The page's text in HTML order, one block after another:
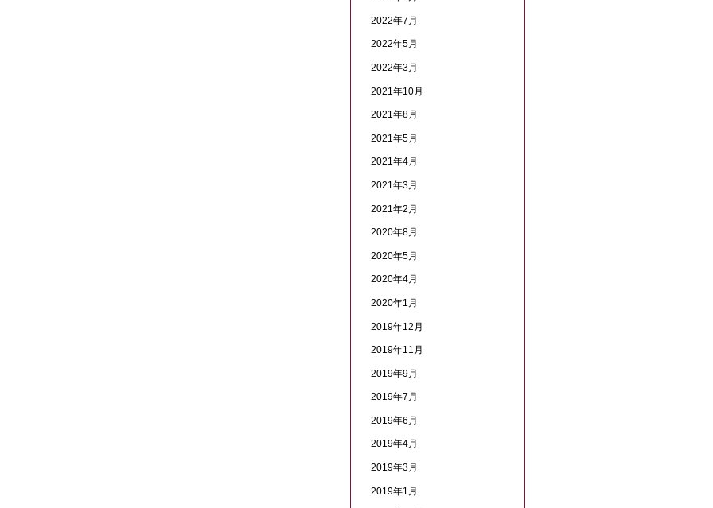
2022年7月
2022年5月
2022年3月
2021年10月
2021年8月
2021年5月
2021年4月
2021年3月
2021年2月
2020年8月
2020年5月
2020年4月
2020年1月
2019年12月
2019年11月
2019年9月
2019年7月
2019年6月
2019年4月
2019年3月
2019年1月